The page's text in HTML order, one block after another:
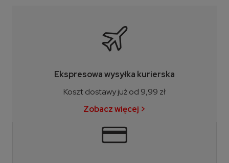
Ekspresowa wysyłka kurierska
Koszt dostawy już od 9,99 zł
Zobacz więcej >